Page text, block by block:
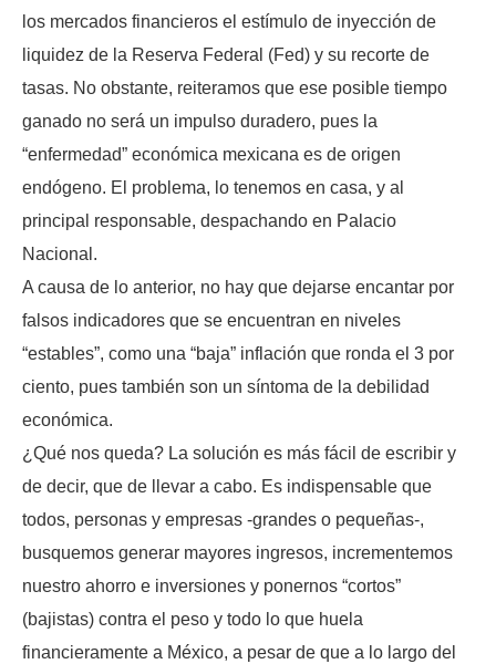
los mercados financieros el estímulo de inyección de
liquidez de la Reserva Federal (Fed) y su recorte de
tasas. No obstante, reiteramos que ese posible tiempo
ganado no será un impulso duradero, pues la
“enfermedad” económica mexicana es de origen
endógeno. El problema, lo tenemos en casa, y al
principal responsable, despachando en Palacio
Nacional.
A causa de lo anterior, no hay que dejarse encantar por
falsos indicadores que se encuentran en niveles
“estables”, como una “baja” inflación que ronda el 3 por
ciento, pues también son un síntoma de la debilidad
económica.
¿Qué nos queda? La solución es más fácil de escribir y
de decir, que de llevar a cabo. Es indispensable que
todos, personas y empresas -grandes o pequeñas-,
busquemos generar mayores ingresos, incrementemos
nuestro ahorro e inversiones y ponernos “cortos”
(bajistas) contra el peso y todo lo que huela
financieramente a México, a pesar de que a lo largo del